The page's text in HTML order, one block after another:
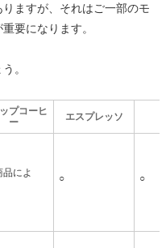
ますが、それはご一部のモ
要になります。
。
プコーヒ
ー
エスプレッソ
品によ
○ ○